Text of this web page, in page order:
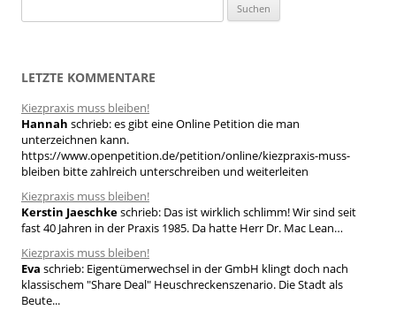
u
n
n
a
c
h
:
LETZTE KOMMENTARE
Kiezpraxis muss bleiben!
Hannah schrieb:es gibt eine Online Petition die man
unterzeichnen kann.
https://www.openpetition.de/petition/online/kiezpraxis-muss-
bleiben bitte zahlreich unterschreiben und weiterleiten
Kiezpraxis muss bleiben!
Kerstin Jaeschkeschrieb: Das ist wirklich schlimm! Wir sind seit
fast 40 Jahren in der Praxis 1985. Da hatte Herr Dr. Mac Lean…
Kiezpraxis muss bleiben!
Eva schrieb: Eigentümerwechsel in der GmbH klingt doch nach
klassischem "Share Deal" Heuschreckenszenario. Die Stadt als
Beute...